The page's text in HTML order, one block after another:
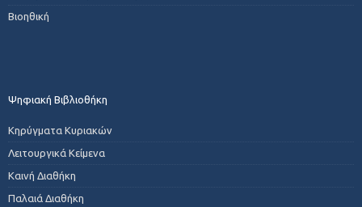
Βιοηθική
Ψηφιακή Βιβλιοθήκη
Κηρύγματα Κυριακών
Λειτουργικά Κείμενα
Καινή Διαθήκη
Παλαιά Διαθήκη